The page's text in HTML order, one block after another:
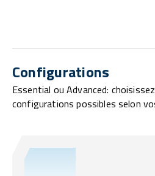
Configurations
Essential ou Advanced:
configurations possibles selon